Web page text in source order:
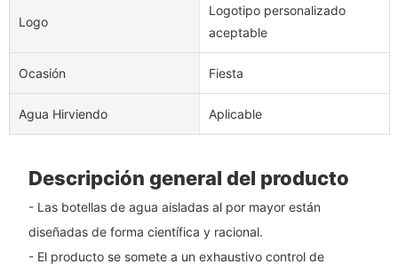
Logo
Logotipo personalizado
aceptable
Ocasión Fiesta
Agua Hirviendo Aplicable
Descripción general del producto
- Las botellas de agua aisladas al por mayor están
diseñadas de forma científica y racional.
- El producto se somete a un exhaustivo control de